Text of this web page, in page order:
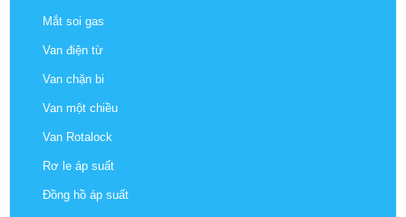
Mắt soi gas
Van điện từ
Van chặn bi
Van một chiều
Van Rotalock
Rơ le áp suất
Đồng hồ áp suất